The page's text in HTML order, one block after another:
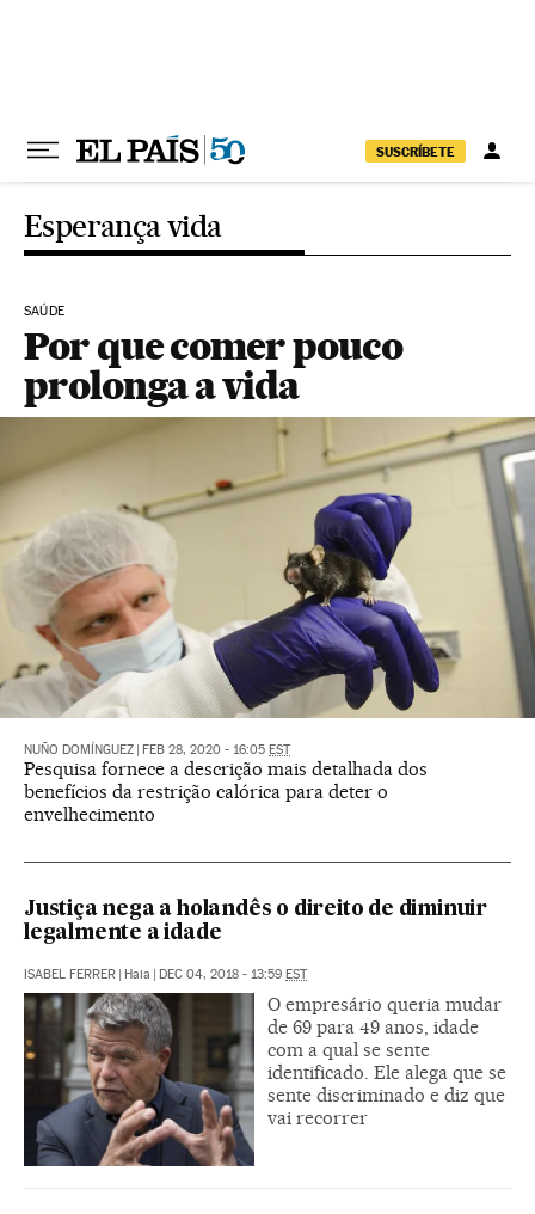
SUSCRÍBETE
Esperança vida
SAÚDE
Por que comer pouco
prolonga a vida
NUÑO DOMÍNGUEZ FEB 28, 2020 - 16:05 EST
Pesquisa fornece a descrição mais detalhada dos
benefícios da restrição calórica para deter o
envelhecimento
Justiça nega a holandês o direito de diminuir
legalmente a idade
ISABEL FERRER Haia DEC 04, 2018 - 13:59 EST
O empresário queria mudar
de 69 para 49 anos, idade
com a qual se sente
identificado. Ele alega que se
sente discriminado e diz que
vai recorrer